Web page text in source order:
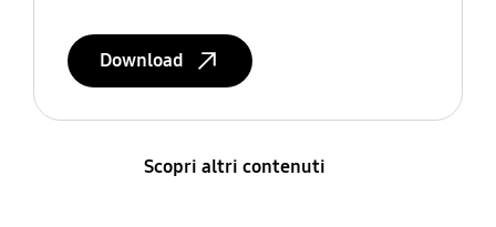
Download
Scopri altri contenuti